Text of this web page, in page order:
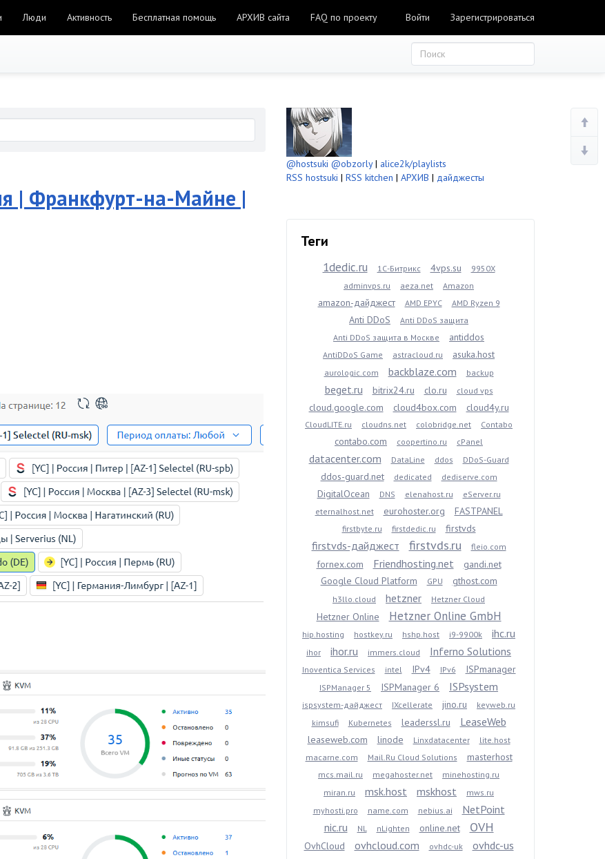
Люди Активность Бесплатная помощь АРХИВ сайта FAQ по проекту Войти Зарегистрироваться
| Франкфурт-на-Майне |
@hostsuki @obzorly| alice2k/playlists
RSS hostsuki | RSS kitchen | АРХИВ | дайджесты
Теги
1dedic.ru 1С-Битрикс 4vps.su
9950X
adminvps.ru
aeza.net Amazon
amazon-дайджест AMD EPYC AMD Ryzen 9
Anti DDoS
Anti DDoS защита
Anti DDoS защита в Москве
antiddos
AntiDDoS Game astracloud.ru asuka.host
aurologic.com backblaze.com backup
beget.ru bitrix24.ru clo.ru cloud vps
cloud.google.com cloud4box.com cloud4y.ru
CloudLITE.ru cloudns.net colobridge.net Contabo
contabo.com coopertino.ru cPanel
datacenter.com DataLine ddos DDoS-Guard
ddos-guard.net dedicated dediserve.com
DigitalOcean DNS elenahost.ru
eServer.ru
eternalhost.net
eurohoster.org FASTPANEL
firstbyte.ru firstdedic.ru firstvds
firstvds-дайджест firstvds.ru fleio.com
fornex.com Friendhosting.net
gandi.net
Google Cloud Platform
GPU gthost.com
h3llo.cloud hetzner Hetzner Cloud
Hetzner Online Hetzner Online GmbH
hip.hosting hostkey.ru hshp.host i9-9900k ihc.ru
ihor ihor.ru immers.cloud Inferno Solutions
Inoventica Services intel IPv4 IPv6 ISPmanager
ISPManager 5 ISPManager 6 ISPsystem
ispsystem-дайджест IXcellerate jino.ru
keyweb.ru
kimsufi
Kubernetes leaderssl.ru LeaseWeb
leaseweb.com linode Linxdatacenter
lite.host
macarne.com
Mail.Ru Cloud Solutions masterhost
mcs.mail.ru megahoster.net
minehosting.ru
miran.ru
msk.host mskhost
mws.ru
myhosti.pro
name.com nebius.ai
NetPoint
nic.ru
NL nLighten online.net OVH
OvhCloud ovhcloud.com ovhdc-uk ovhdc-us